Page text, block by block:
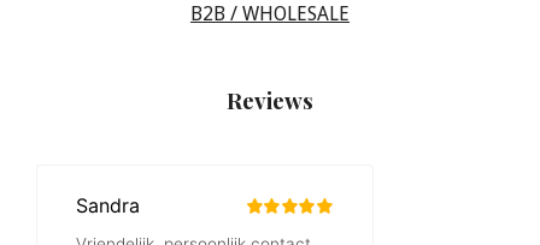
B2B / WHOLESALE
Reviews